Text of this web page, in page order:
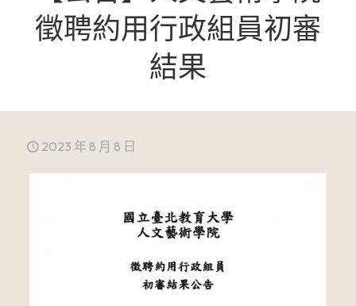
徵聘約用行政組員初審
結果
2023 年 8 月 8 日